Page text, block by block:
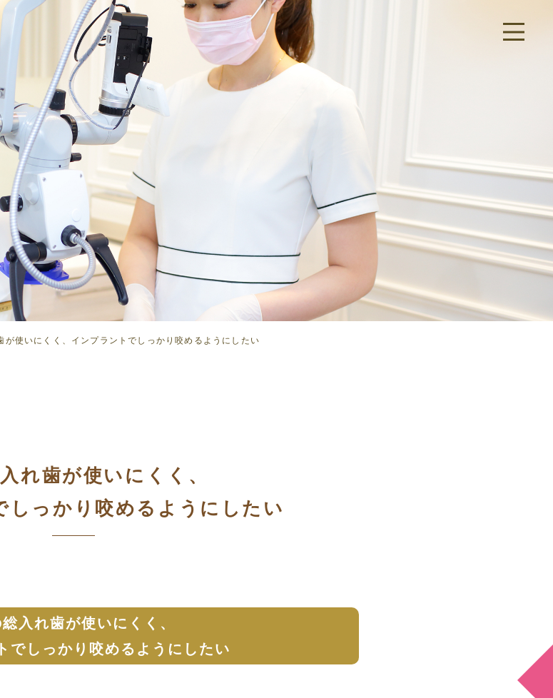
が使いにくく、インプラントでしっかり咬めるようにしたい
れ歯が使いにくく、
しっかり咬めるようにしたい
入れ歯が使いにくく、
でしっかり咬めるようにしたい